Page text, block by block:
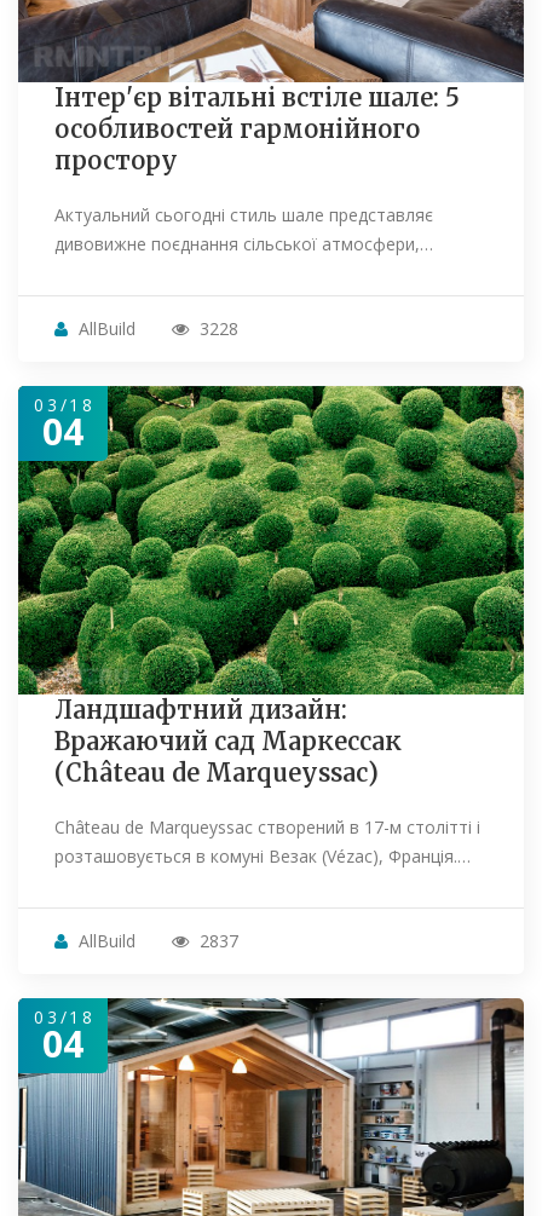
Інтер'єр вітальні встіле шале: 5
особливостей гармонійного
простору
Актуальний сьогодні стиль шале представляє
дивовижне поєднання сільської атмосфери,…
AllBuild 3228
03/18
04
Ландшафтний дизайн:
Вражаючий сад Маркессак
(Château de Marqueyssac)
Château de Marqueyssac створений в 17-м столітті і
розташовується в комуні Везак (Vézac), Франція.…
AllBuild 2837
03/18
04